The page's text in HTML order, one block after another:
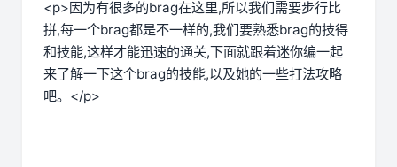
<p>因为有很多的brag在这里,所以我们需要步行比
拼,每一个brag都是不一样的,我们要熟悉brag的技得
和技能,这样才能迅速的通关,下面就跟着迷你编一起
来了解一下这个brag的技能,以及她的一些打法攻略
吧。</p>